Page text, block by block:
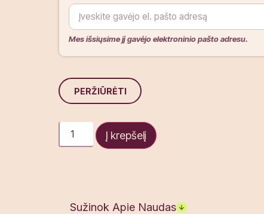
Mes išsiųsime jį gavėjo elektroninio pašto adresu.
PERŽIŪRĖTI
Į krepšelį
Sužinok Apie Naudas